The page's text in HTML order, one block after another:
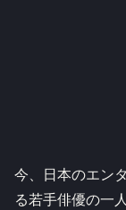
今、日本のエン
る若手俳優の一人